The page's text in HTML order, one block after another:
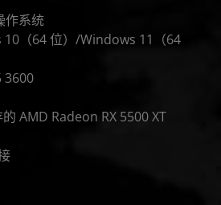
作系统
（64 位）/Windows 11（64
3600
AMD Radeon RX 5500 XT